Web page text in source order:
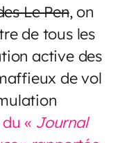
Le Pen, on
de tous les
active des
de vol
« Journal